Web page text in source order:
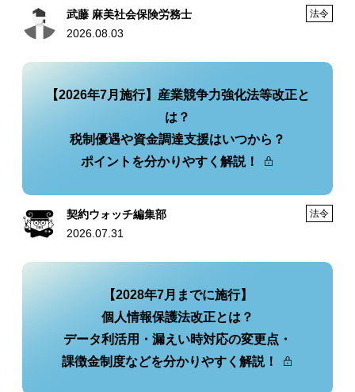
武藤 麻美社会保険労務士
2026.08.03
法令
【2026年7月施行】産業競争力強化法等改正と
は？
税制優遇や資金調達支援はいつから？
ポイントを分かりやすく解説！
契約ウォッチ編集部
2026.07.31
法令
【2028年7月までに施行】
個人情報保護法改正とは？
データ利活用・漏えい時対応の変更点・
課徴金制度などを分かりやすく解説！